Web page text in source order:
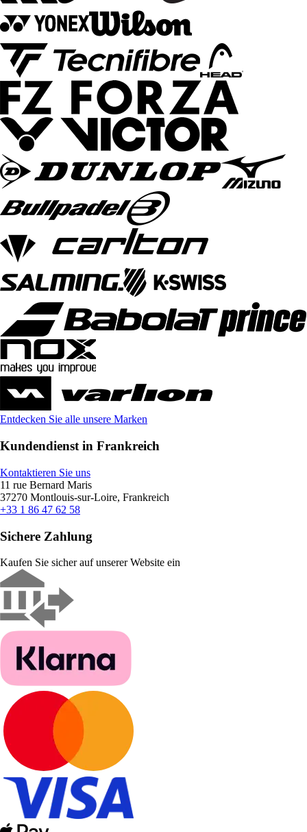
Entdecken Sie alle unsere Marken
Kundendienst in Frankreich
Kontaktieren Sie uns
11 rue Bernard Maris
37270 Montlouis-sur-Loire, Frankreich
+33 1 86 47 62 58
Sichere Zahlung
Kaufen Sie sicher auf unserer Website ein